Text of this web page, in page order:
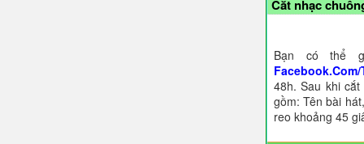
Cắt nhạc
Bạn có thể
48h. Sau khi
gồm: Tên bài
reo khoảng 45